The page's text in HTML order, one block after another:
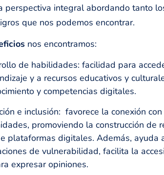
perspectiva integral abordando tanto
que nos podemos encontrar.
nos encontramos:
de habilidades: facilidad para
y a recursos educativos y
y competencias digitales.
e inclusión: favorece la conexión
promoviendo la construcción de
plataformas digitales. Además, ayuda
de vulnerabilidad, facilita la
expresar opiniones.